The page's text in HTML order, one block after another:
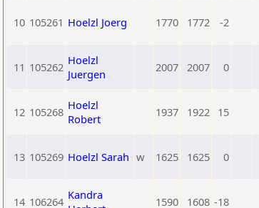
10 105261 Hoelzl Joerg 1770 1772 -2
11 105262 Hoelzl
Juergen
2007 2007 0
12 105268 Hoelzl
Robert
1937 1922 15
13 105269 Hoelzl Sarah w 1625 1625 0
14 106264 Kandra
1590 1608 -18